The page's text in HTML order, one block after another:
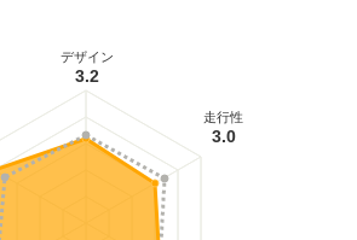
デザイン
3.2
走行性
3.0